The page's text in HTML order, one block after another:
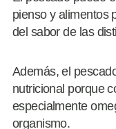
pienso y alimentos
del sabor de las
Además, el
nutricional porque
especialmente
organismo.